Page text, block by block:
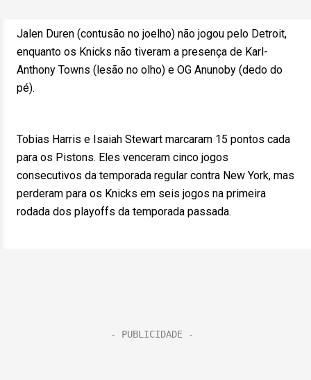
Jalen Duren (contusão no joelho) não jogou pelo Detroit,
enquanto os Knicks não tiveram a presença de Karl-
Anthony Towns (lesão no olho) e OG Anunoby (dedo do
pé).
Tobias Harris e Isaiah Stewart marcaram 15 pontos cada
para os Pistons. Eles venceram cinco jogos
consecutivos da temporada regular contra New York, mas
perderam para os Knicks em seis jogos na primeira
rodada dos playoffs da temporada passada.